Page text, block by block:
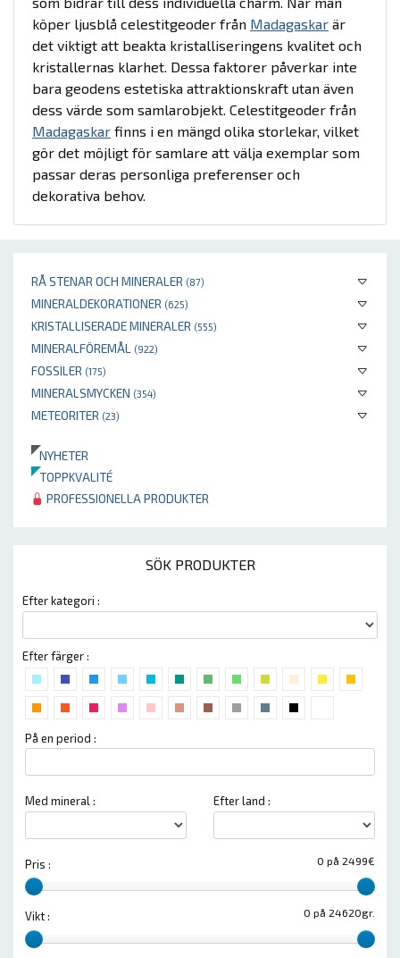
RÅ STENAR OCH MINERALER (87)
MINERALDEKORATIONER (625)
KRISTALLISERADE MINERALER (555)
MINERALFÖREMÅL (922)
FOSSILER (175)
MINERALSMYCKEN (354)
METEORITER (23)
NYHETER
TOPPKVALITÉ
PROFESSIONELLA PRODUKTER
SÖK PRODUKTER
Efter kategori :
Efter färger :
På en period :
Med mineral : Efter land :
0 på 2499€
Pris :
0 på 24620gr.
Vikt :
köper ljusblå celestitgeoder från Madagaskar är
det viktigt att beakta kristalliseringens kvalitet och
kristallernas klarhet. Dessa faktorer påverkar inte
bara geodens estetiska attraktionskraft utan även
dess värde som samlarobjekt. Celestitgeoder från
Madagaskar finns i en mängd olika storlekar, vilket
gör det möjligt för samlare att välja exemplar som
passar deras personliga preferenser och
dekorativa behov.